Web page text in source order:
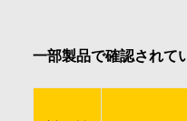
一部製品で確認されて